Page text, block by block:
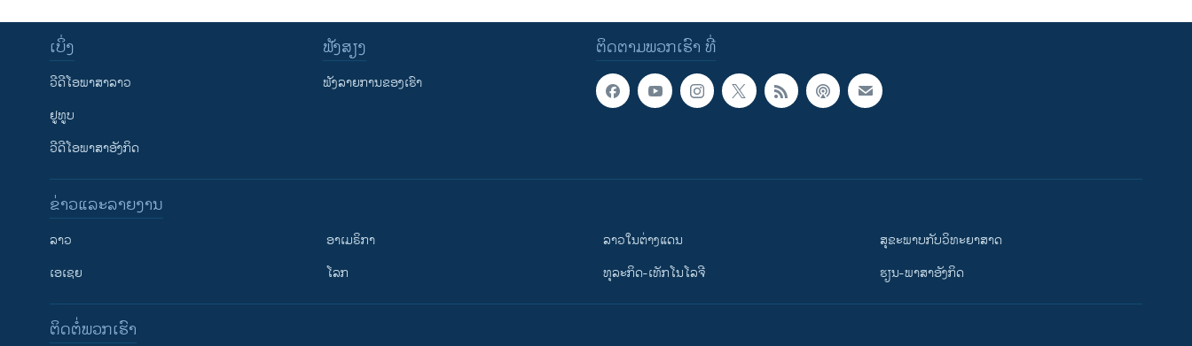
ຕິດຕາມພວກເຮົາ ທີ່
ເບິ່ງ
ວີດີໂອພາສາລາວ
ຢູທູບ
ວີດີໂອພາສາອັງກິດ
ຟັງສຽງ
ຟັງລາຍການຂອງເຮົາ
ຂ່າວແລະລາຍງານ
ລາວ
ເອເຊຍ
ອາເມຣິກາ
ໂລກ
ລາວໃນຕ່າງແດນ
ທຸລະກິດ-ເທັກໂນໂລຈີ
ສຸຂະພາບກັບວິທະຍາສາດ
ຮຽນ-ພາສາອັງກິດ
ຕິດຕໍ່ພວກເຮົາ